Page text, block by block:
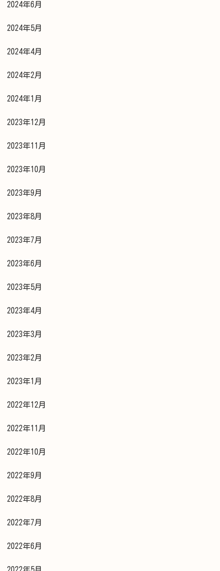
2024年6月
2024年5月
2024年4月
2024年2月
2024年1月
2023年12月
2023年11月
2023年10月
2023年9月
2023年8月
2023年7月
2023年6月
2023年5月
2023年4月
2023年3月
2023年2月
2023年1月
2022年12月
2022年11月
2022年10月
2022年9月
2022年8月
2022年7月
2022年6月